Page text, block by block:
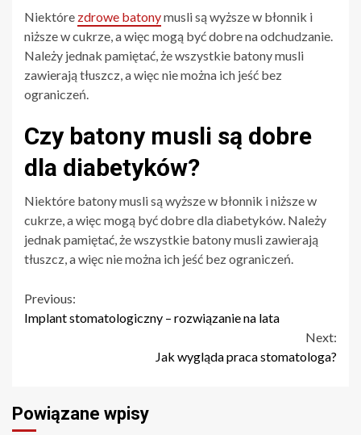
Niektóre zdrowe batonymusli są wyższe w błonnik i
niższe w cukrze, a więc mogą być dobre na odchudzanie.
Należy jednak pamiętać, że wszystkie batony musli
zawierają tłuszcz, a więc nie można ich jeść bez
ograniczeń.
Czy batony musli są dobre
dla diabetyków?
Niektóre batony musli są wyższe w błonnik i niższe w
cukrze, a więc mogą być dobre dla diabetyków. Należy
jednak pamiętać, że wszystkie batony musli zawierają
tłuszcz, a więc nie można ich jeść bez ograniczeń.
Continue
Previous:
Implant stomatologiczny – rozwiązanie na lata
Next:
Jak wygląda praca stomatologa?
Powiązane wpisy